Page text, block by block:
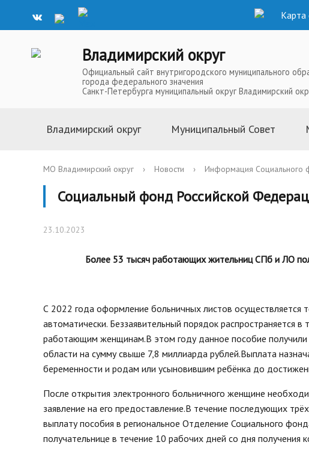
Карта
Владимирский округ
Официальный сайт внутригородского муниципального
города федерального значения
Санкт-Петербурга муниципальный округ Владимирский
Владимирский округ
Информация о муниципальной
Устав
Символика
Карта округа
Озеленение
Интерактивная выставка
Сведения о выборах
Чтобы помнили
Порядок поступления на
муниципальную службу, Вакансии
Муниципальный Совет
Глава Муниципального
Полномочия Муниципального
Повестки, проекты
Отчеты, официальные
рабочие поездки
МО Владимирский округ › Новости › Информация Социального
Социальный фонд Российской
23.10.2023
Более 53 тысяч работающих жительниц СПб и ЛО
С 2022 года оформление больничных листов осуществляется
автоматически. Беззаявительный порядок
работающим женщинам.В этом году данное пособие получили
области на сумму свыше 7,8 миллиарда рублей.Выплата
беременности и родам или усыновившим ребёнка до
После открытия электронного больничного женщине
заявление на его предоставление.В течение последующих
выплату пособия в региональное Отделение Социального
получательнице в течение 10 рабочих дней со дня получения